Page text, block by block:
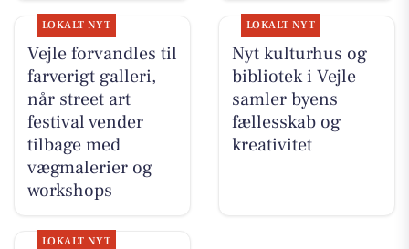
LOKALT NYT
Vejle forvandles til
farverigt galleri,
når street art
festival vender
tilbage med
vægmalerier og
workshops
LOKALT NYT
Nyt kulturhus og
bibliotek i Vejle
samler byens
fællesskab og
kreativitet
LOKALT NYT